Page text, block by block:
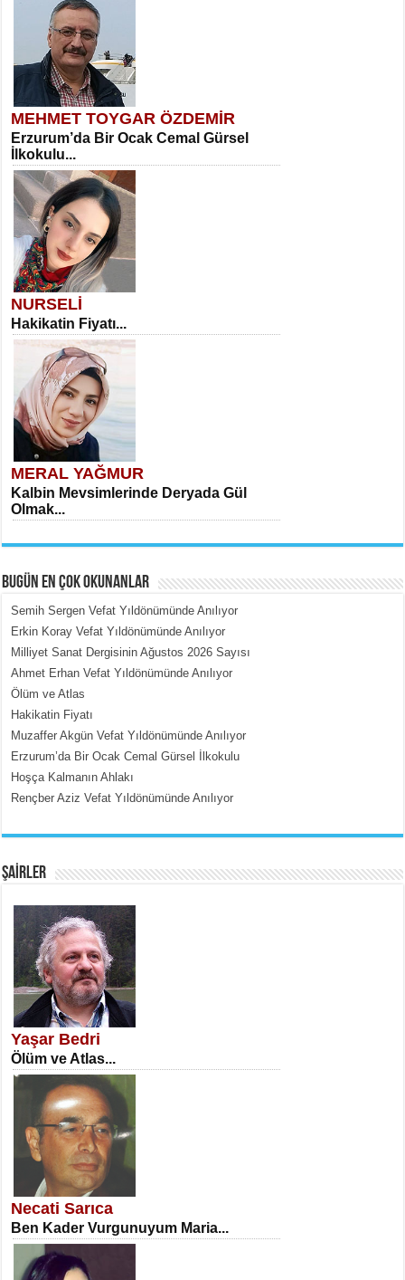
MEHMET TOYGAR ÖZDEMİR
Erzurum’da Bir Ocak Cemal Gürsel
İlkokulu...
NURSELİ
Hakikatin Fiyatı...
MERAL YAĞMUR
Kalbin Mevsimlerinde Deryada Gül
Olmak...
MEHMET ÇOBAN
İçerdeki Put Dışardaki Maskeler...
SATILMIŞ ÜMİT ÇETİNKAYA
Erkenlik...
NECLA DİLEK ARSLAN
Öğretmenler Günü Mahkemesi...
BUGÜN EN ÇOK OKUNANLAR
Semih Sergen Vefat Yıldönümünde Anılıyor
Erkin Koray Vefat Yıldönümünde Anılıyor
Milliyet Sanat Dergisinin Ağustos 2026 Sayısı
Ahmet Erhan Vefat Yıldönümünde Anılıyor
Ölüm ve Atlas
Hakikatin Fiyatı
Muzaffer Akgün Vefat Yıldönümünde Anılıyor
Erzurum’da Bir Ocak Cemal Gürsel İlkokulu
Hoşça Kalmanın Ahlakı
Rençber Aziz Vefat Yıldönümünde Anılıyor
ŞAİRLER
Yaşar Bedri
Ölüm ve Atlas...
Necati Sarıca
Ben Kader Vurgunuyum Maria...